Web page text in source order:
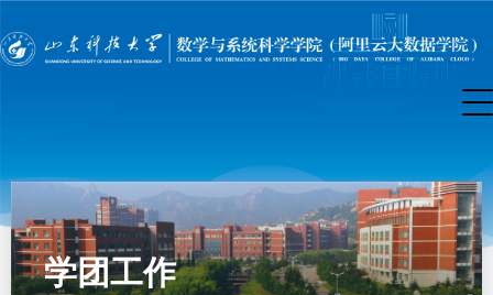
学团工作